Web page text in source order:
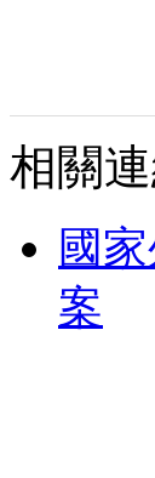
相關
國
案